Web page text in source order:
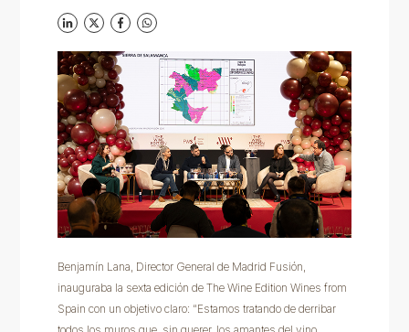
Benjamín Lana, Director General de Madrid Fusión,
inauguraba la sexta edición de The Wine Edition Wines from
Spain con un objetivo claro: “Estamos tratando de derribar